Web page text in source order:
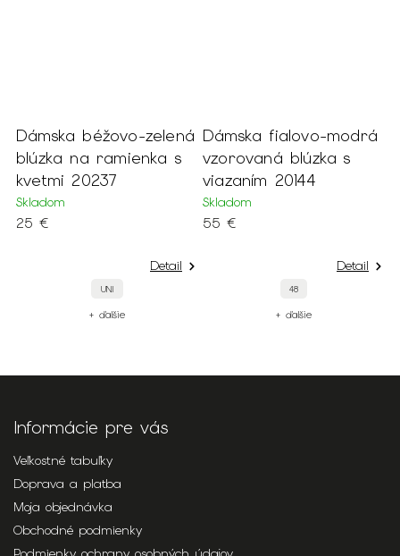
Dámska béžovo-zelená
blúzka na ramienka s
kvetmi 20237
Skladom
25 €
Detail
UNI
+ ďalšie
Dámska fialovo-modrá
vzorovaná blúzka s
viazaním 20144
Skladom
55 €
Detail
48
+ ďalšie
Informácie pre vás
Veľkostné tabuľky
Doprava a platba
Moja objednávka
Obchodné podmienky